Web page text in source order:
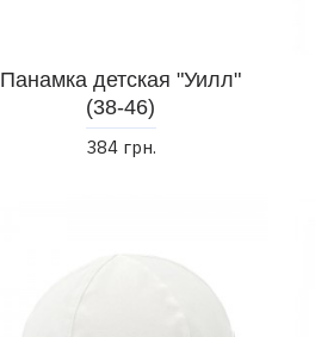
Панамка детская "Уилл"
(38-46)
384 грн.